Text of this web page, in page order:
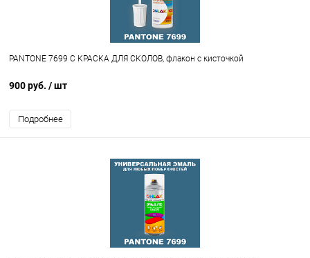
PANTONE 7699 C КРАСКА ДЛЯ СКОЛОВ, флакон с кисточкой
900 руб. / шт
Подробнее